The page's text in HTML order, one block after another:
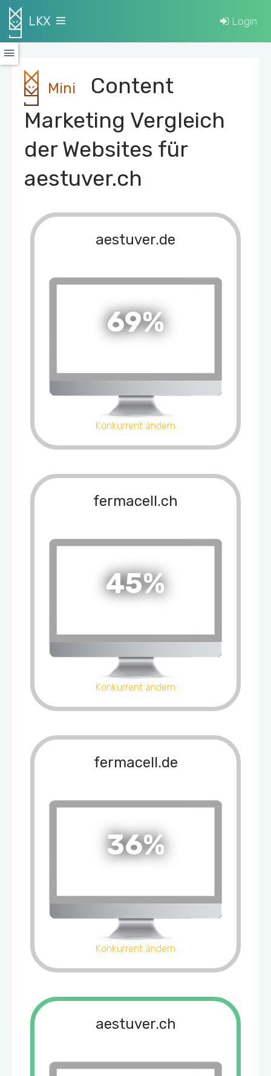
LKX Login
Mini
Content
Marketing Vergleich
der Websites für
aestuver.ch
aestuver.de
69%
Konkurrent ändern
fermacell.ch
45%
Konkurrent ändern
fermacell.de
36%
Konkurrent ändern
aestuver.ch